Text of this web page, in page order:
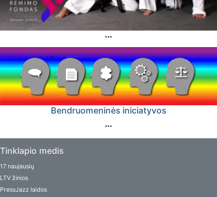
Bendruomeninės iniciatyvos
Tinklapio medis
17 naujausių
LTV žinios
PressJazz laidos